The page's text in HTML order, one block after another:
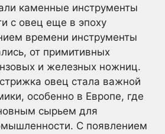
каменные инструменты
с овец еще в эпоху
времени инструменты
от примитивных
и железных ножниц.
овец стала важной
особенно в Европе, где
сырьем для
С появлением